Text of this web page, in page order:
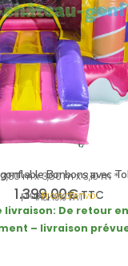
Bonbons avec
3,50 m x 3,60 m x 3,10 m *
1.399,00€TTC
incl. 19% VAT
plusFrais d’envoi
livraison: De retour
– livraison